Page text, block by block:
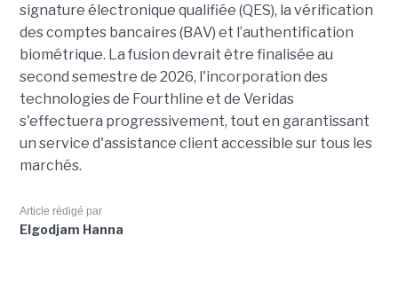
signature électronique qualifiée (QES), la vérification
des comptes bancaires (BAV) et l’authentification
biométrique. La fusion devrait être finalisée au
second semestre de 2026, l'incorporation des
technologies de Fourthline et de Veridas
s'effectuera progressivement, tout en garantissant
un service d'assistance client accessible sur tous les
marchés.
Article rédigé par
Elgodjam Hanna